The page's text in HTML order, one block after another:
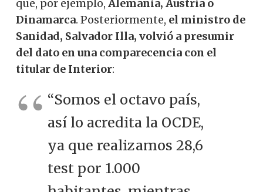
que, por ejemplo, Alemania, Austria o
Dinamarca. Posteriormente, el ministro de
Sanidad, Salvador Illa, volvió a presumir
del dato en una comparecencia con el
titular de Interior:
“Somos el octavo país,
así lo acredita la OCDE,
ya que realizamos 28,6
test por 1.000